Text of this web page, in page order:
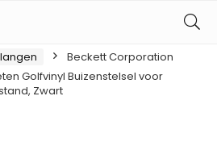
Beckett Corporation
Golfvinyl Buizenstelsel voor
Zwart